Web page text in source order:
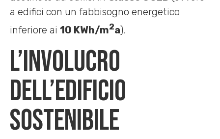
a edifici con un fabbisogno energetico
inferiore ai 10 KWh/m2a).
L’involucro
dell’edificio
sostenibile